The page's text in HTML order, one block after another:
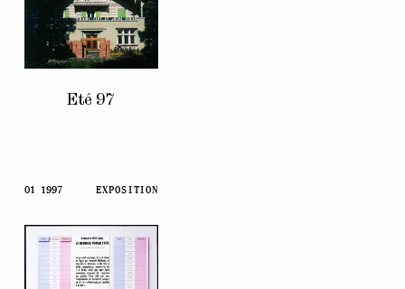
Eté 97
01 1997 EXPOSITION